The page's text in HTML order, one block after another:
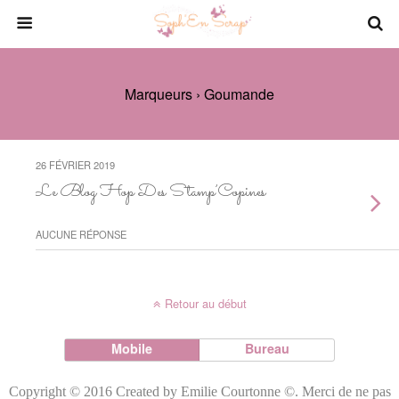
Marqueurs › Goumande
26 FÉVRIER 2019
Le Blog Hop Des Stamp’Copines
AUCUNE RÉPONSE
Retour au début
Mobile Bureau
Copyright © 2016 Created by Emilie Courtonne ©. Merci de ne pas